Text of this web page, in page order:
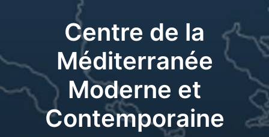
Centre de la
Méditerranée
Moderne et
Contemporaine